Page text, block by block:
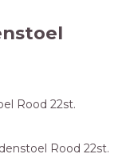
Rood 22st.
Rood 22st.